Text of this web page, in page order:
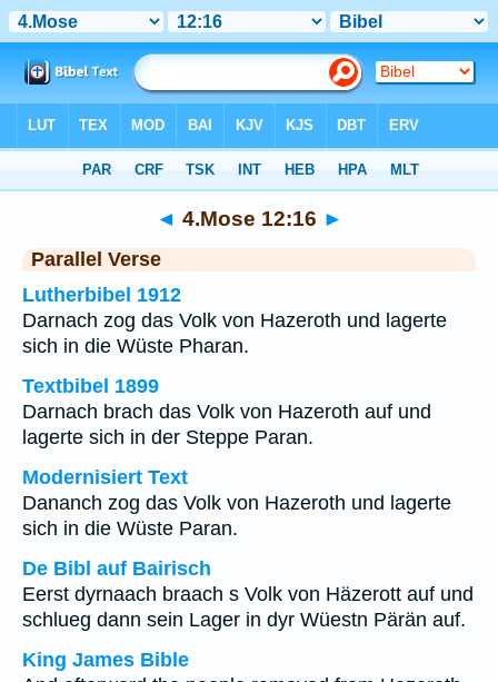
◄ 4.Mose 12:16 ►
Parallel Verse
Lutherbibel 1912
Darnach zog das Volk von Hazeroth und lagerte
sich in die Wüste Pharan.
Textbibel 1899
Darnach brach das Volk von Hazeroth auf und
lagerte sich in der Steppe Paran.
Modernisiert Text
Dananch zog das Volk von Hazeroth und lagerte
sich in die Wüste Paran.
De Bibl auf Bairisch
Eerst dyrnaach braach s Volk von Häzerott auf und
schlueg dann sein Lager in dyr Wüestn Pärän auf.
King James Bible